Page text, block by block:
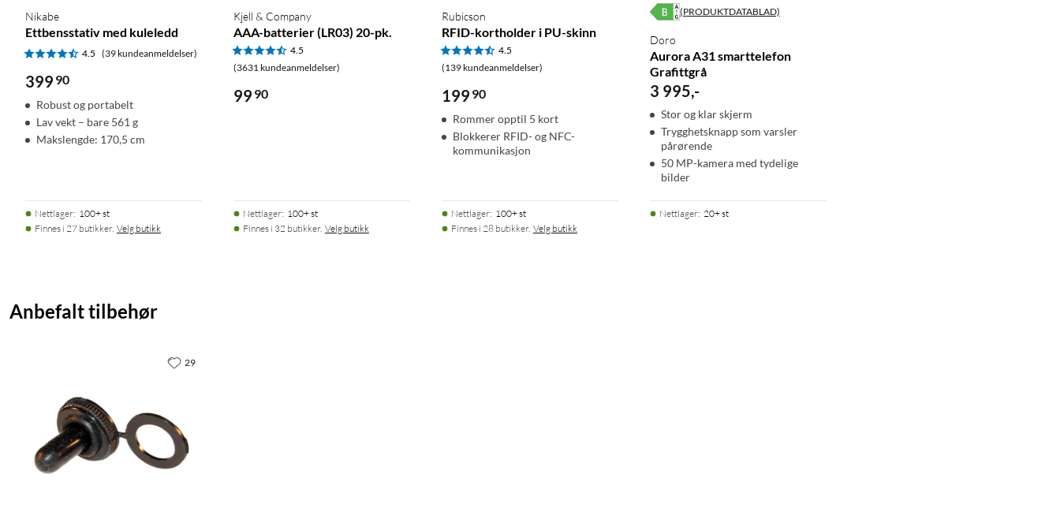
Nikabe
Ettbensstativ med kuleledd
4.5 (39 kundeanmeldelser)
399 90
Robust og portabelt
Lav vekt – bare 561 g
Makslengde: 170,5 cm
Nettlager: 100+ st
Finnes i 27 butikker. Velg butikk
Kjell & Company
AAA-batterier (LR03) 20-pk.
4.5
(3631 kundeanmeldelser)
99 90
Nettlager: 100+ st
Finnes i 32 butikker. Velg butikk
Rubicson
RFID-kortholder i PU-skinn
4.5
(139 kundeanmeldelser)
199 90
Rommer opptil 5 kort
Blokkerer RFID- og NFC-
kommunikasjon
Nettlager: 100+ st
Finnes i 28 butikker. Velg butikk
(PRODUKTDATABLAD)
Doro
Aurora A31 smarttelefon
Grafittgrå
3 995,-
Stor og klar skjerm
Trygghetsknapp som varsler
pårørende
50 MP-kamera med tydelige
bilder
Nettlager: 20+ st
Anbefalt tilbehør
29